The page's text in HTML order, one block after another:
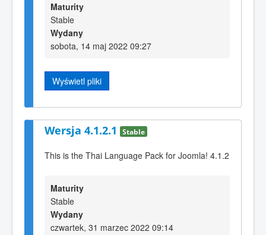
Maturity
Stable
Wydany
sobota, 14 maj 2022 09:27
Wyświetl pliki
Wersja 4.1.2.1 Stable
This is the Thai Language Pack for Joomla! 4.1.2
Maturity
Stable
Wydany
czwartek, 31 marzec 2022 09:14